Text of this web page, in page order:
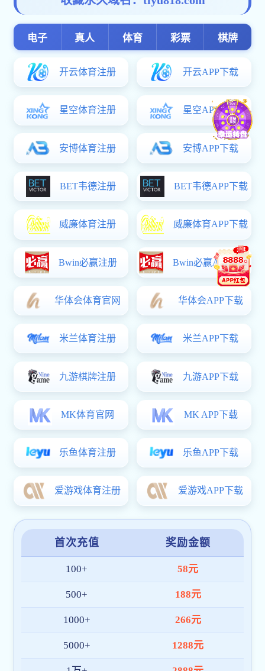
【蓝鲸体育直播经历】
【出版专著&教材】
【主授课程】
【学术兼职】
【参与课题】
（2022）》和《北京2022年冬奥会和冬残奥会遗产案
例报告集（2022）》的研究写作；
负责中国广播学会课题《北京
2022冬奥会我国体育赛事
解说员媒介塑造的必要性和紧迫性》研究；